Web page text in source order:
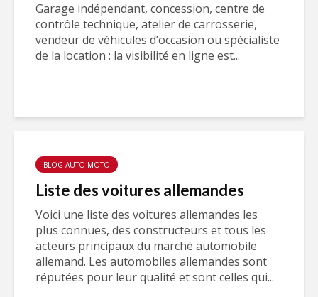
Garage indépendant, concession, centre de
contrôle technique, atelier de carrosserie,
vendeur de véhicules d’occasion ou spécialiste
de la location : la visibilité en ligne est...
BLOG AUTO-MOTO
Liste des voitures allemandes
Voici une liste des voitures allemandes les
plus connues, des constructeurs et tous les
acteurs principaux du marché automobile
allemand. Les automobiles allemandes sont
réputées pour leur qualité et sont celles qui...